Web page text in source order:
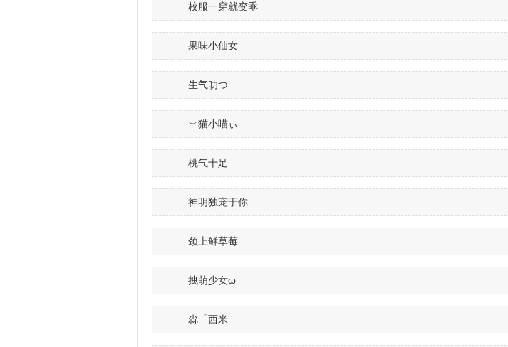
校服一穿就变乖
果味小仙女
生气叻つ
︶猫小喵ぃ
桃气十足
神明独宠于你
颈上鲜草莓
拽萌少女ω
尛「西米